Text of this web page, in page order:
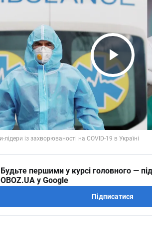
Play
Будьте першими у курсі головного —
OBOZ.UA у Google
Підписатися